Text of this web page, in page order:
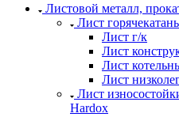
Листовой металл,
Лист
Лист г/к
Лист
Лист
Лист
Лист
Hardox